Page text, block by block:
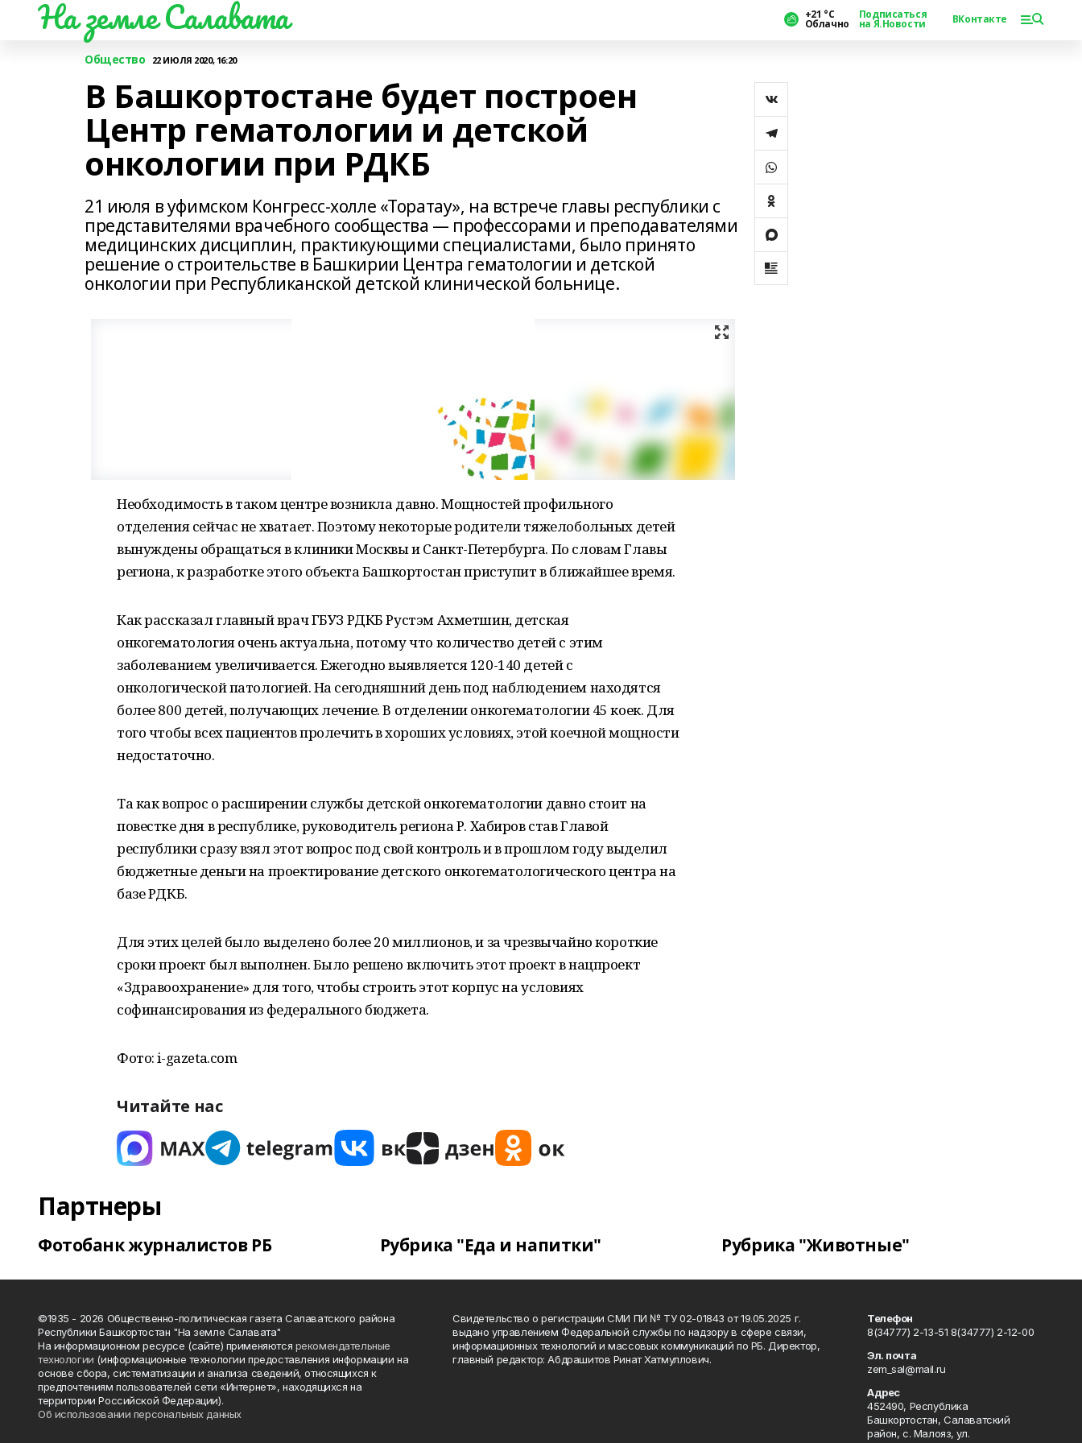
На земле Салавата +21 °С
Облачно
Подписаться
на Я.Новости ВКонтакте
Общество 22 ИЮЛЯ 2020, 16:20
В Башкортостане будет построен
Центр гематологии и детской
онкологии при РДКБ
21 июля в уфимском Конгресс-холле «Торатау», на встрече главы республики с
представителями врачебного сообщества — профессорами и преподавателями
медицинских дисциплин, практикующими специалистами, было принято
решение о строительстве в Башкирии Центра гематологии и детской
онкологии при Республиканской детской клинической больнице.
Необходимость в таком центре возникла давно. Мощностей профильного
отделения сейчас не хватает. Поэтому некоторые родители тяжелобольных детей
вынуждены обращаться в клиники Москвы и Санкт-Петербурга. По словам Главы
региона, к разработке этого объекта Башкортостан приступит в ближайшее время.
Как рассказал главный врач ГБУЗ РДКБ Рустэм Ахметшин, детская
онкогематология очень актуальна, потому что количество детей с этим
заболеванием увеличивается. Ежегодно выявляется 120-140 детей с
онкологической патологией. На сегодняшний день под наблюдением находятся
более 800 детей, получающих лечение. В отделении онкогематологии 45 коек. Для
того чтобы всех пациентов пролечить в хороших условиях, этой коечной мощности
недостаточно.
Та как вопрос о расширении службы детской онкогематологии давно стоит на
повестке дня в республике, руководитель региона Р. Хабиров став Главой
республики сразу взял этот вопрос под свой контроль и в прошлом году выделил
бюджетные деньги на проектирование детского онкогематологического центра на
базе РДКБ.
Для этих целей было выделено более 20 миллионов, и за чрезвычайно короткие
сроки проект был выполнен. Было решено включить этот проект в нацпроект
«Здравоохранение» для того, чтобы строить этот корпус на условиях
софинансирования из федерального бюджета.
Фото: i-gazeta.com
Читайте нас
Партнеры
Фотобанк журналистов РБ Рубрика "Еда и напитки" Рубрика "Животные"
©1935 - 2026 Общественно-политическая газета Салаватского района
Республики Башкортостан "На земле Салавата"
На информационном ресурсе (сайте) применяются рекомендательные
технологии (информационные технологии предоставления информации на
основе сбора, систематизации и анализа сведений, относящихся к
предпочтениям пользователей сети «Интернет», находящихся на
территории Российской Федерации).
Об использовании персональных данных
Свидетельство о регистрации СМИ ПИ № ТУ 02-01843 от 19.05.2025 г.
выдано управлением Федеральной службы по надзору в сфере связи,
информационных технологий и массовых коммуникаций по РБ. Директор,
главный редактор: Абдрашитов Ринат Хатмуллович.
Телефон
8(34777) 2-13-51 8(34777) 2-12-00
Эл. почта
zem_sal@mail.ru
Адрес
452490, Республика
Башкортостан, Салаватский
район, с. Малояз, ул.